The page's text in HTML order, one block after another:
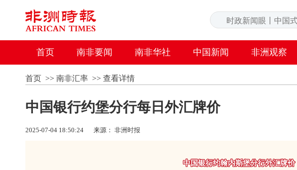
首页 南非要闻 南非华社 中国新闻 非洲观察
首页>> 南非汇率>> 查看详情
中国银行约堡分行每日外汇牌价
2025-07-04 18:50:24 来源： 非洲时报
中国银行约翰内斯堡分行外汇牌价